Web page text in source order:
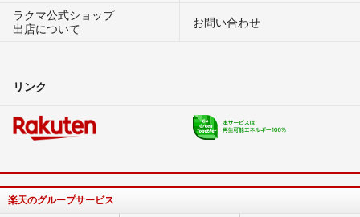
ラクマ公式ショップ
出店について
お問い合わせ
リンク
楽天のグループサービス